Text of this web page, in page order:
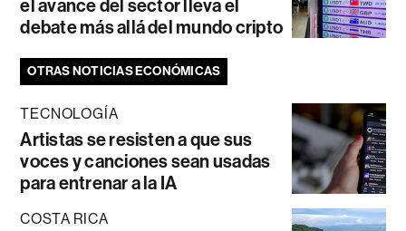
el avance del sector lleva el
debate más allá del mundo cripto
OTRAS NOTICIAS ECONÓMICAS
TECNOLOGÍA
Artistas se resisten a que sus
voces y canciones sean usadas
para entrenar a la IA
COSTA RICA